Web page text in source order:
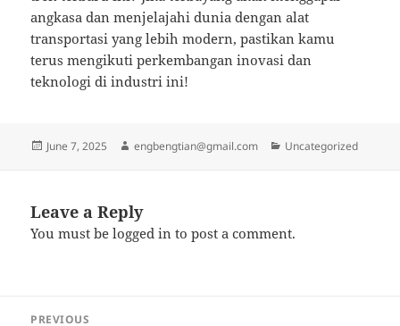
angkasa dan menjelajahi dunia dengan alat
transportasi yang lebih modern, pastikan kamu
terus mengikuti perkembangan inovasi dan
teknologi di industri ini!
Posted
June 7, 2025 Author
engbengtian@gmail.com Categories
Uncategorized
Leave a Reply
You must belogged in to post a comment.
PREVIOUS